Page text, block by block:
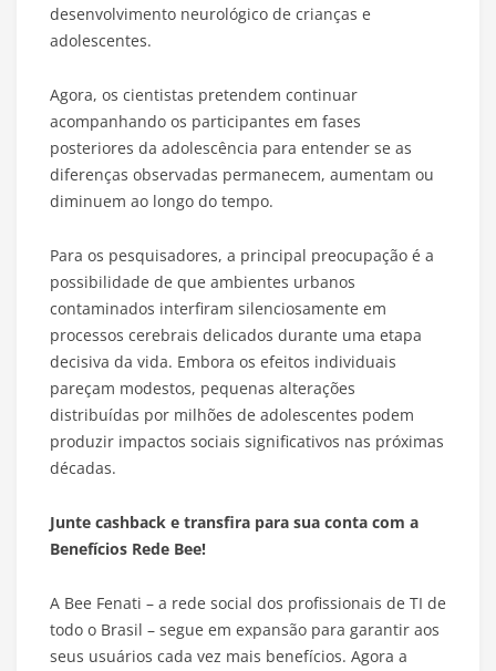
desenvolvimento neurológico de crianças e
adolescentes.
Agora, os cientistas pretendem continuar
acompanhando os participantes em fases
posteriores da adolescência para entender se as
diferenças observadas permanecem, aumentam ou
diminuem ao longo do tempo.
Para os pesquisadores, a principal preocupação é a
possibilidade de que ambientes urbanos
contaminados interfiram silenciosamente em
processos cerebrais delicados durante uma etapa
decisiva da vida. Embora os efeitos individuais
pareçam modestos, pequenas alterações
distribuídas por milhões de adolescentes podem
produzir impactos sociais significativos nas próximas
décadas.
Junte cashback e transfira para sua conta com a
Benefícios Rede Bee!
A Bee Fenati – a rede social dos profissionais de TI de
todo o Brasil – segue em expansão para garantir aos
seus usuários cada vez mais benefícios. Agora a